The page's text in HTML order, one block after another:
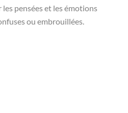
pensées et les émotions
ou embrouillées.